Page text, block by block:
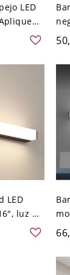
LED
para
A 120 V
LED
luz de
de